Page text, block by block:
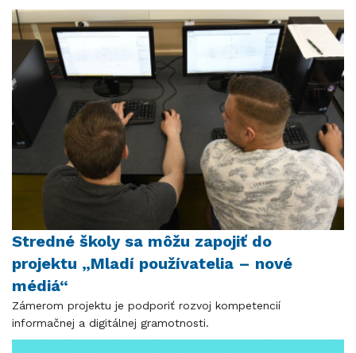
Stredné školy sa môžu zapojiť do
projektu „Mladí používatelia – nové
médiá“
Zámerom projektu je podporiť rozvoj kompetencií
informačnej a digitálnej gramotnosti.